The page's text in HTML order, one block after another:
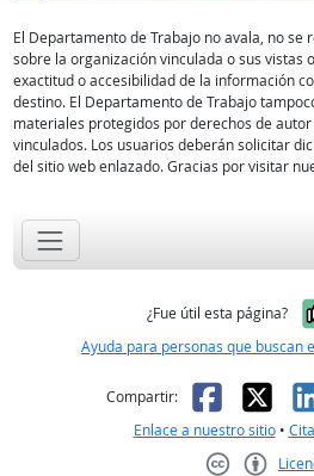
El Departamento de Trabajo no avala, no se
sobre la organización vinculada o sus vistas
exactitud o accesibilidad de la información
destino. El Departamento de Trabajo
materiales protegidos por derechos de
vinculados. Los usuarios deberán solicitar
del sitio web enlazado. Gracias por visitar
¿Fue útil esta página?
Ayuda para personas que buscan
Compartir: X
Enlace a nuestro sitio•